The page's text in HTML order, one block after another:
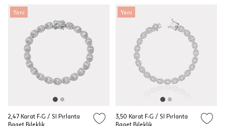
Yeni
2,47 Karat F-G / SI Pırlanta
Baget Bileklik
Yeni
3,50 Karat F-G / SI Pırlanta
Baget Bileklik